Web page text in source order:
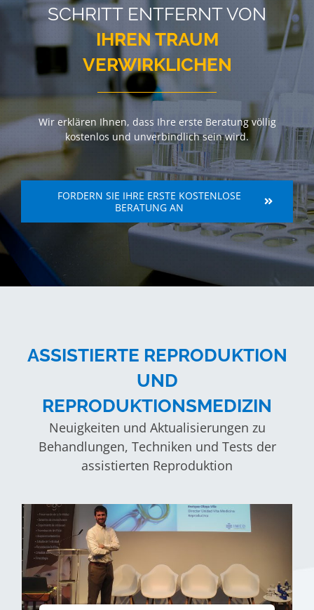
SCHRITT ENTFERNT VON
IHREN TRAUM
VERWIRKLICHEN
Wir erklären Ihnen, dass Ihre erste Beratung völlig
kostenlos und unverbindlich sein wird.
FORDERN SIE IHRE ERSTE KOSTENLOSE
BERATUNG AN
ASSISTIERTE REPRODUKTION
UND
REPRODUKTIONSMEDIZIN
Neuigkeiten und Aktualisierungen zu
Behandlungen, Techniken und Tests der
assistierten Reproduktion